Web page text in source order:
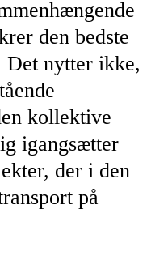
den bedste
Det nytter ikke,
kollektive
igangsætter
der i den
på